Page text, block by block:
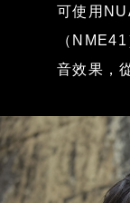
可使用
（
音效果，